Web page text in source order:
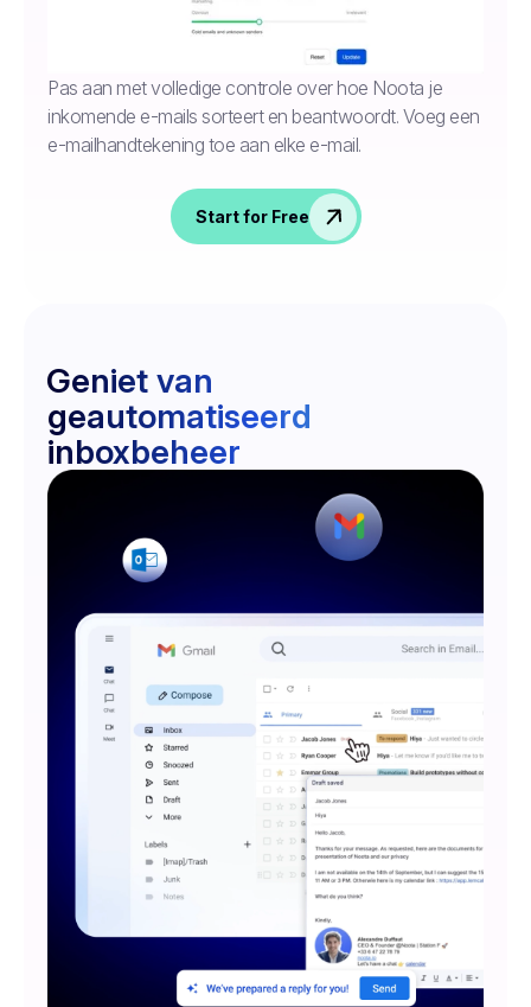
Pas aan met volledige controle over hoe Noota je
inkomende e-mails sorteert en beantwoordt. Voeg een
e-mailhandtekening toe aan elke e-mail.
Start for Free
Geniet van
geautomatiseerd
inboxbeheer